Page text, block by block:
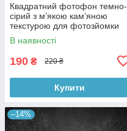
Квадратний фотофон темно-
сірий з м’якою кам’яною
текстурою для фотозйомки
товарів 60x60 см, №550076
В наявності
190 ₴ 220 ₴
Купити
–14%